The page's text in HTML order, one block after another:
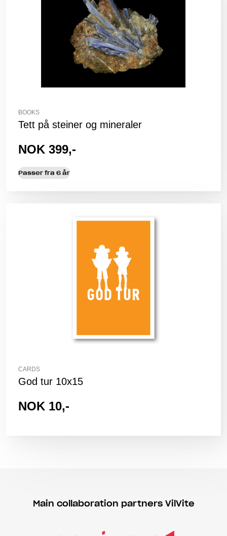
BOOKS
Tett på steiner og mineraler
NOK 399,-
Passer fra 6 år
CARDS
God tur 10x15
NOK 10,-
Main collaboration partners VilVite